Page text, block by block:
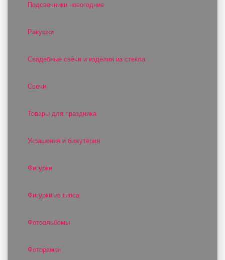
Подсвечники новогодние
Ракушки
Свадебные свечи и изделия из стекла
Свечи
Товары для праздника
Украшения и бижутерия
Фигурки
Фигурки из гипса
Фотоальбомы
Фоторамки